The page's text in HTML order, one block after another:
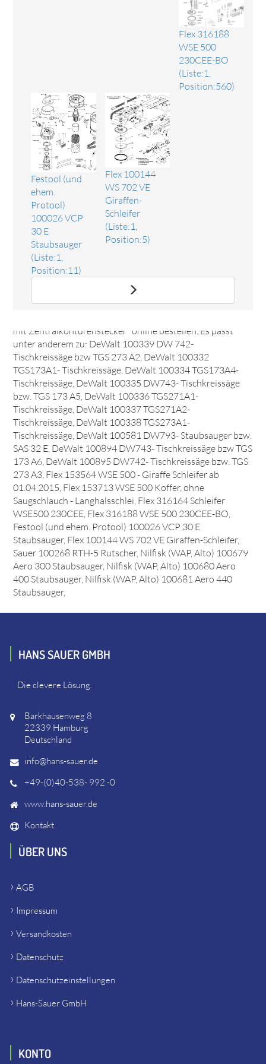
Flex 316188
WSE 500
230CEE-BO
(Liste:1,
Position:560)
Festool (und
ehem.
Protool)
100026 VCP
30 E
Staubsauger
(Liste:1,
Position:11)
Flex 100144
WS 702 VE
Giraffen-
Schleifer
(Liste:1,
Position:5)
Ersatzteil Netzleitung 3x1,0 H07 RN-F schwarz 5,0m
mit Zentralkonturenstecker
mit Zentralkonturenstecker" online bestellen. Es passt
unter anderem zu: DeWalt 100339 DW 742-
Tischkreissäge bzw TGS 273 A2, DeWalt 100332
TGS173A1- Tischkreissäge, DeWalt 100334 TGS173A4-
Tischkreissäge, DeWalt 100335 DW743- Tischkreissäge
bzw. TGS 173 A5, DeWalt 100336 TGS271A1-
Tischkreissäge, DeWalt 100337 TGS271A2-
Tischkreissäge, DeWalt 100338 TGS273A1-
Tischkreissäge, DeWalt 100581 DW793- Staubsauger bzw.
SAS 32 E, DeWalt 100894 DW743- Tischkreissäge bzw TGS
173 A6, DeWalt 100895 DW742- Tischkreissäge bzw. TGS
273 A3, Flex 153564 WSE 500 - Giraffe Schleifer ab
01.04.2015, Flex 153713 WSE 500 Koffer, ohne
Saugschlauch - Langhalsschlei, Flex 316164 Schleifer
WSE500 230CEE, Flex 316188 WSE 500 230CEE-BO,
Festool (und ehem. Protool) 100026 VCP 30 E
Staubsauger, Flex 100144 WS 702 VE Giraffen-Schleifer,
Sauer 100268 RTH-5 Rutscher, Nilfisk (WAP, Alto) 100679
Aero 300 Staubsauger, Nilfisk (WAP, Alto) 100680 Aero
400 Staubsauger, Nilfisk (WAP, Alto) 100681 Aero 440
Staubsauger,
HANS SAUER GMBH
Die clevere Lösung.
Barkhausenweg 8
22339 Hamburg
Deutschland
info@hans-sauer.de
+49-(0)40-538- 992 -0
www.hans-sauer.de
Kontakt
ÜBER UNS
AGB
Impressum
Versandkosten
Datenschutz
Datenschutzeinstellungen
Hans-Sauer GmbH
KONTO